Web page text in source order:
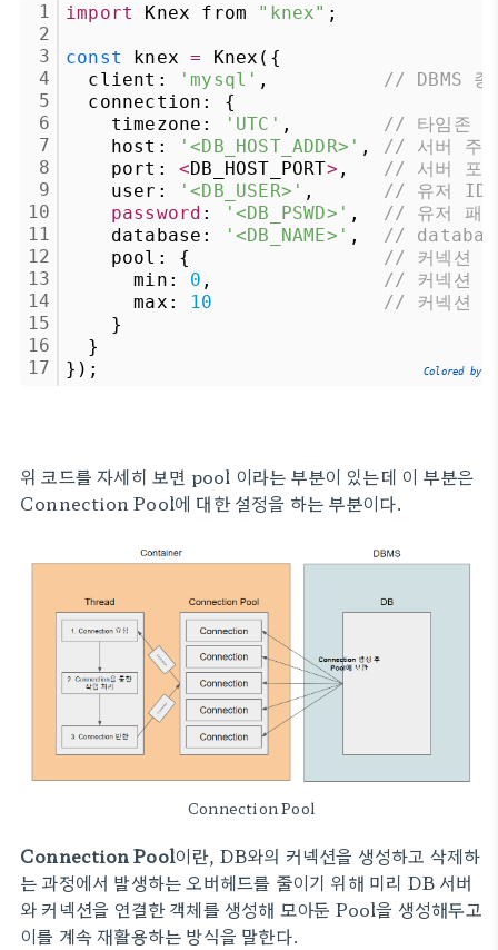
1
2
3
4
5
6
7
8
9
10
11
12
13
14
15
16
17
import Knex from "knex" ;
const knex = Knex({
client:
'mysql' , // DBMS 종
connection: {
timezone:
'UTC' , // 타임존
host:
'<DB_HOST_ADDR>' , // 서버 주
port: <DB_HOST_PORT> , // 서버 포
user:
'<DB_USER>' , // 유저 ID
password : '<DB_PSWD>' , // 유저 패
database:
'<DB_NAME>' , //
pool: { // 커넥션
min: 0 , // 커넥션
max: 10
// 커넥션
}
}
});
Colored by
위 코드를 자세히 보면 pool 이라는 부분이 있는데 이 부분은
Connection Pool에 대한 설정을 하는 부분이다.
Connection Pool
Connection Pool이란, DB와의 커넥션을 생성하고 삭제하
는 과정에서 발생하는 오버헤드를 줄이기 위해 미리 DB 서버
와 커넥션을 연결한 객체를 생성해 모아둔 Pool을 생성해두고
이를 계속 재활용하는 방식을 말한다.